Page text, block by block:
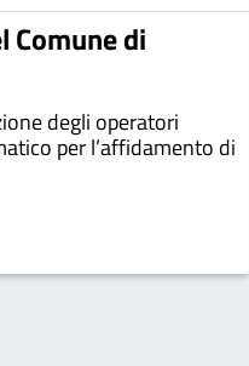
Comune di
degli operatori
per l’affidamento di